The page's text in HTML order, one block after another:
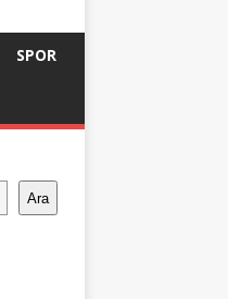
SPOR
Ara